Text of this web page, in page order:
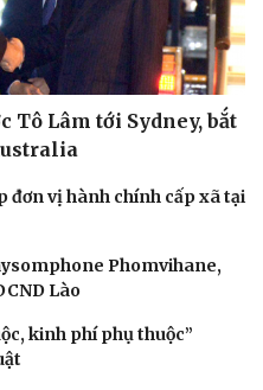
Tô Lâm tới Sydney, bắt
đơn vị hành chính cấp xã tại
Phomvihane,
Lào
kinh phí phụ thuộc”